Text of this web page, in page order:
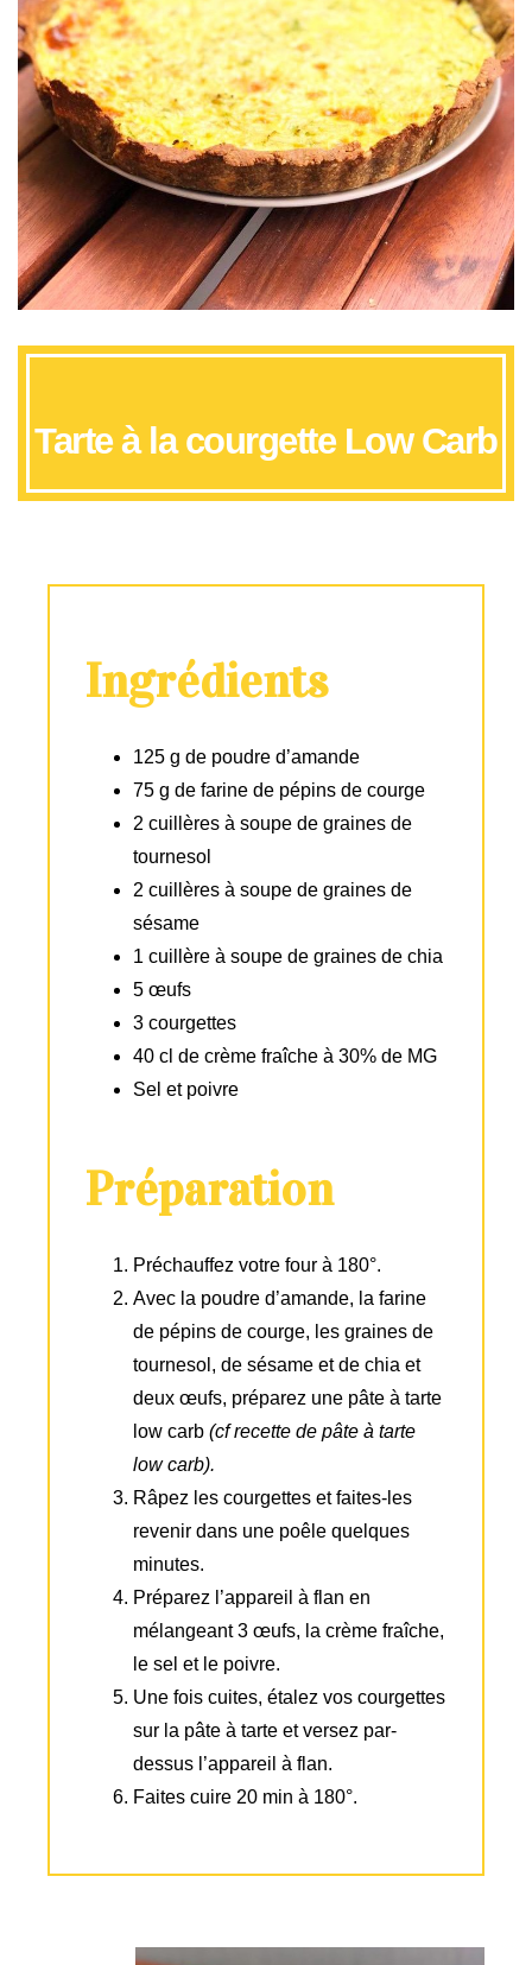
Tarte à la courgette Low Carb
Ingrédients
125 g de poudre d’amande
75 g de farine de pépins de courge
2 cuillères à soupe de graines de
tournesol
2 cuillères à soupe de graines de
sésame
1 cuillère à soupe de graines de chia
5 œufs
3 courgettes
40 cl de crème fraîche à 30% de MG
Sel et poivre
Préparation
Préchauffez votre four à 180°.
Avec la poudre d’amande, la farine
de pépins de courge, les graines de
tournesol, de sésame et de chia et
deux œufs, préparez une pâte à tarte
low carb (cf recette de pâte à tarte
low carb).
Râpez les courgettes et faites-les
revenir dans une poêle quelques
minutes.
Préparez l’appareil à flan en
mélangeant 3 œufs, la crème fraîche,
le sel et le poivre.
Une fois cuites, étalez vos courgettes
sur la pâte à tarte et versez par-
dessus l’appareil à flan.
Faites cuire 20 min à 180°.